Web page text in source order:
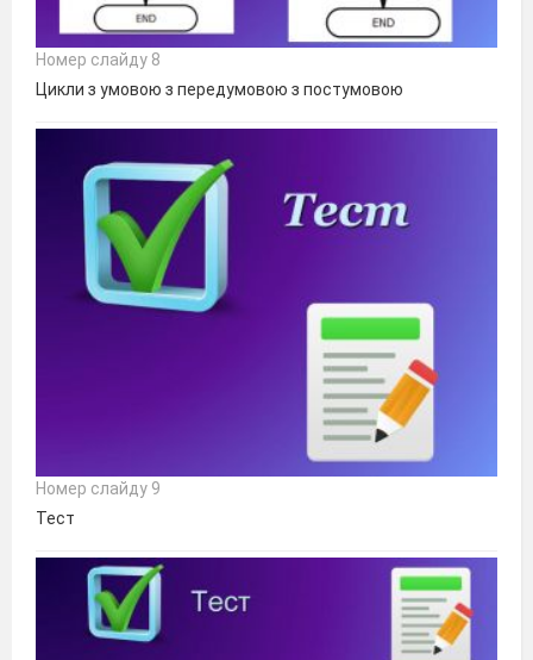
Номер слайду 8
Цикли з умовою з передумовою з постумовою
Номер слайду 9
Тест